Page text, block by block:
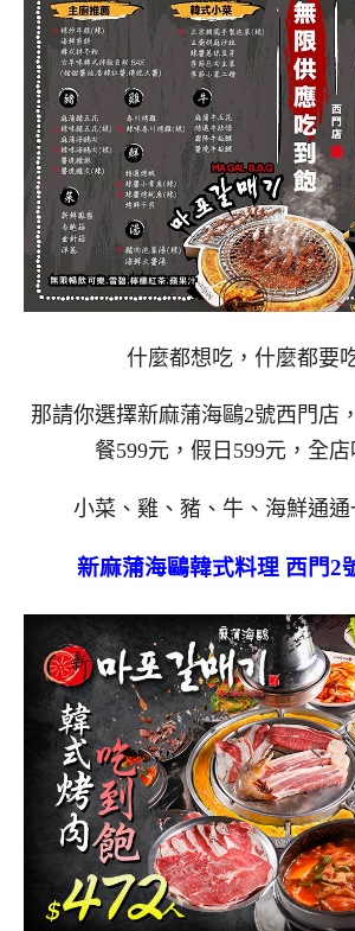
什麼都想吃，什麼都要
那請你選擇新麻蒲海鷗2號西門店
餐599元，假日599元，全店
小菜、雞、豬、牛、海鮮通通
新麻蒲海鷗韓式料理 西門2